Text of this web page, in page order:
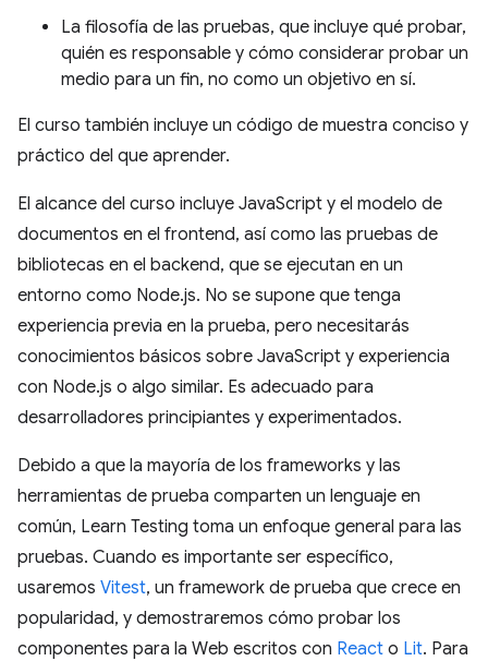
La filosofía de las pruebas, que incluye qué probar,
quién es responsable y cómo considerar probar un
medio para un fin, no como un objetivo en sí.
El curso también incluye un código de muestra conciso y
práctico del que aprender.
El alcance del curso incluye JavaScript y el modelo de
documentos en el frontend, así como las pruebas de
bibliotecas en el backend, que se ejecutan en un
entorno como Node.js. No se supone que tenga
experiencia previa en la prueba, pero necesitarás
conocimientos básicos sobre JavaScript y experiencia
con Node.js o algo similar. Es adecuado para
desarrolladores principiantes y experimentados.
Debido a que la mayoría de los frameworks y las
herramientas de prueba comparten un lenguaje en
común, Learn Testing toma un enfoque general para las
pruebas. Cuando es importante ser específico,
usaremos Vitest, un framework de prueba que crece en
popularidad, y demostraremos cómo probar los
componentes para la Web escritos con React o Lit. Para